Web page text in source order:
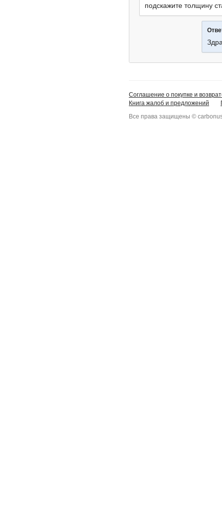
подскажите толщину
Соглашение о покупке и
Книга жалоб и предложений
Все права защищены ©